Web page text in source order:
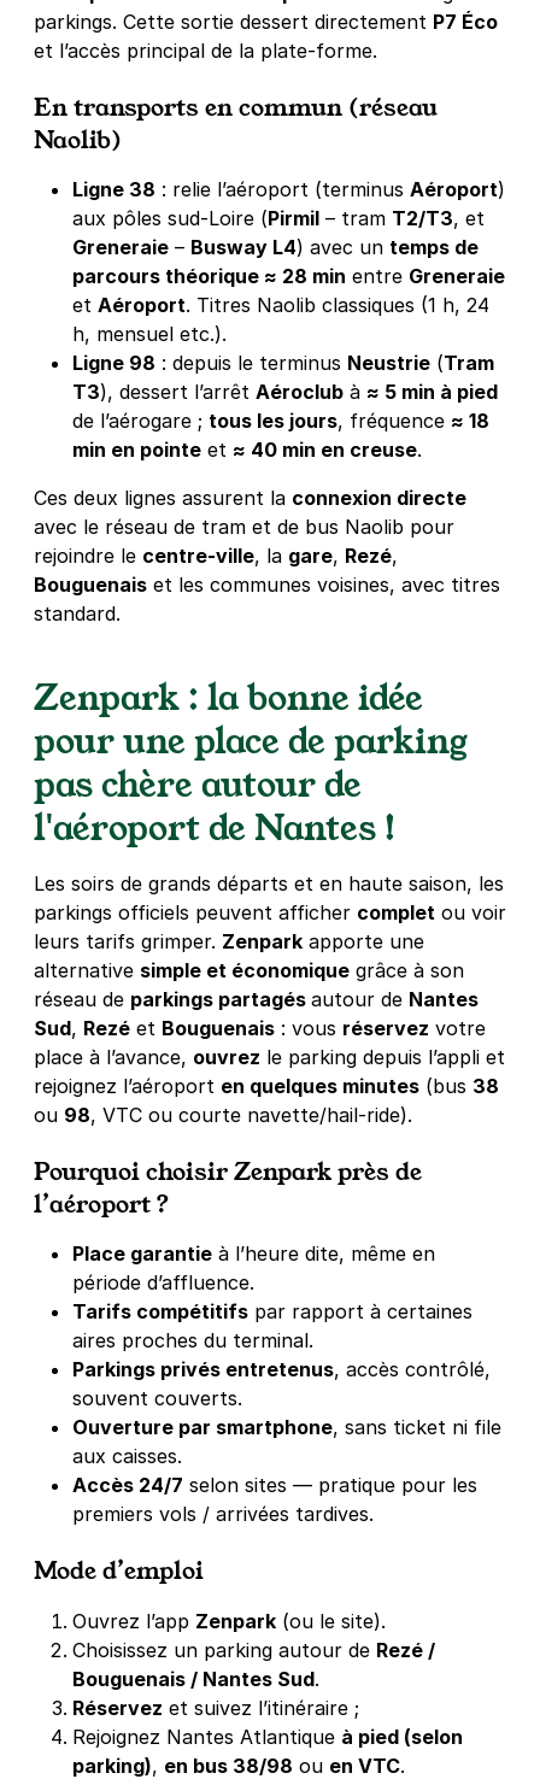
parkings. Cette sortie dessert directement P7 Éco
et l’accès principal de la plate-forme.
En transports en commun (réseau
Naolib)
Ligne 38 : relie l’aéroport (terminus Aéroport)
aux pôles sud-Loire (Pirmil – tram T2/T3, et
Greneraie – Busway L4) avec un temps de
parcours théorique ≈ 28 min entre Greneraie
et Aéroport. Titres Naolib classiques (1 h, 24
h, mensuel etc.).
Ligne 98 : depuis le terminus Neustrie (Tram
T3), dessert l’arrêt Aéroclub à ≈ 5 min à pied
de l’aérogare ; tous les jours, fréquence ≈ 18
min en pointe et ≈ 40 min en creuse.
Ces deux lignes assurent la connexion directe
avec le réseau de tram et de bus Naolib pour
rejoindre le centre-ville, la gare, Rezé,
Bouguenais et les communes voisines, avec titres
standard.
Zenpark : la bonne idée
pour une place de parking
pas chère autour de
l'aéroport de Nantes !
Les soirs de grands départs et en haute saison, les
parkings officiels peuvent afficher complet ou voir
leurs tarifs grimper. Zenpark apporte une
alternative simple et économique grâce à son
réseau de parkings partagés autour de Nantes
Sud, Rezé et Bouguenais : vous réservez votre
place à l’avance, ouvrez le parking depuis l’appli et
rejoignez l’aéroport en quelques minutes (bus 38
ou 98, VTC ou courte navette/hail-ride).
Pourquoi choisir Zenpark près de
l’aéroport ?
Place garantie à l’heure dite, même en
période d’affluence.
Tarifs compétitifs par rapport à certaines
aires proches du terminal.
Parkings privés entretenus, accès contrôlé,
souvent couverts.
Ouverture par smartphone, sans ticket ni file
aux caisses.
Accès 24/7 selon sites — pratique pour les
premiers vols / arrivées tardives.
Mode d’emploi
Ouvrez l’app Zenpark (ou le site).
Choisissez un parking autour de Rezé /
Bouguenais / Nantes Sud.
Réservez et suivez l’itinéraire ;
Rejoignez Nantes Atlantique à pied (selon
parking), en bus 38/98 ou en VTC.